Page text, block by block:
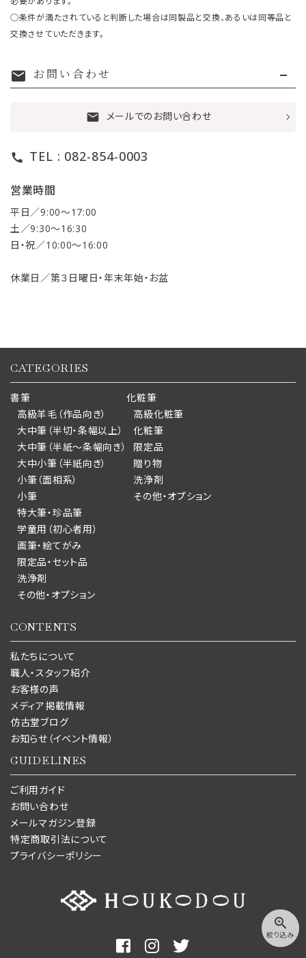
zoom_in
絞り込み
○条件が満たされていると判断した場合は同製品と交換、あるいは同等品と
交換させていただきます。
mail お問い合わせ
mail メールでのお問い合わせ
call TEL : 082-854-0003
営業時間
平日／9:00〜17:00
土／9:30〜16:30
日・祝／10:00〜16:00
休業日／第３日曜日・年末年始・お盆
CATEGORIES
書筆
高級羊毛（作品向き）
大中筆（半切・条幅以上）
大中筆（半紙～条幅向き）
大中小筆（半紙向き）
小筆（面相系）
小筆
特大筆・珍品筆
学童用（初心者用）
画筆・絵てがみ
限定品・セット品
洗浄剤
その他・オプション
化粧筆
高級化粧筆
化粧筆
限定品
贈り物
洗浄剤
その他・オプション
CONTENTS
私たちについて
職人・スタッフ紹介
お客様の声
メディア掲載情報
仿古堂ブログ
お知らせ（イベント情報）
GUIDELINES
ご利用ガイド
お問い合わせ
メールマガジン登録
特定商取引法について
プライバシーポリシー